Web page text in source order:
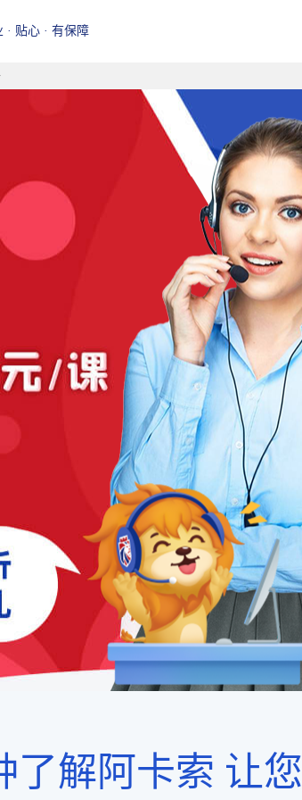
· 贴心 · 有保障
了解阿卡索 让您